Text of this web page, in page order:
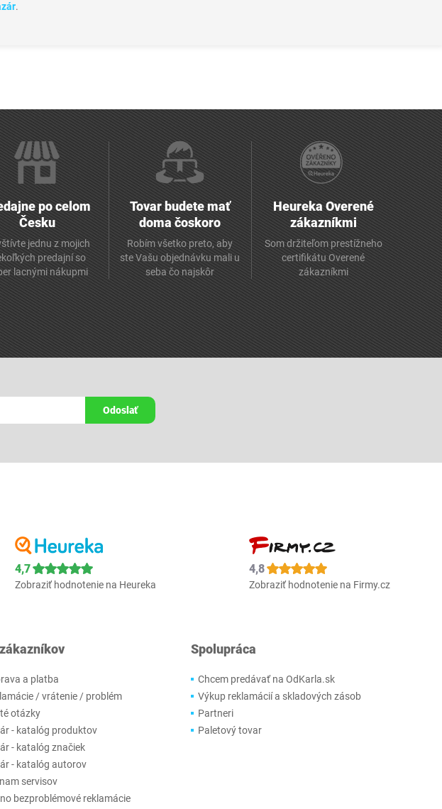
.
po celom
Česku
jednu z mojich
predajní so
lacnými nákupmi
Tovar budete mať
doma čoskoro
Robím všetko preto, aby
ste Vašu objednávku mali u
seba čo najskôr
Heureka Overené
zákazníkmi
Som držiteľom prestížneho
certifikátu Overené
zákazníkmi
Odoslať
4,7
Zobraziť hodnotenie na Heureka
4,8
Zobraziť hodnotenie na Firmy.cz
a platba
/ vrátenie / problém
otázky
- katalóg produktov
- katalóg značiek
- katalóg autorov
servisov
bezproblémové reklamácie
Spolupráca
Chcem predávať na OdKarla.sk
Výkup reklamácií a skladových zásob
Partneri
Paletový tovar